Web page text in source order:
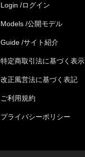
Login /ログイン
Models /公開モデル
Guide /サイト紹介
特定商取引法に基づく表示
改正風営法に基づく表記
ご利用規約
プライバシーポリシー